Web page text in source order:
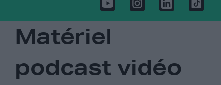
Matériel
podcast vidéo